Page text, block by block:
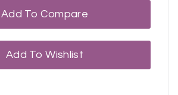
Add To Compare
Add To Wishlist